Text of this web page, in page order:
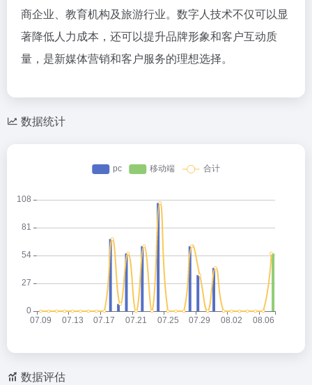
商企业、教育机构及旅游行业。数字人技术不仅可以显
著降低人力成本，还可以提升品牌形象和客户互动质
量，是新媒体营销和客户服务的理想选择。
数据统计
数据评估